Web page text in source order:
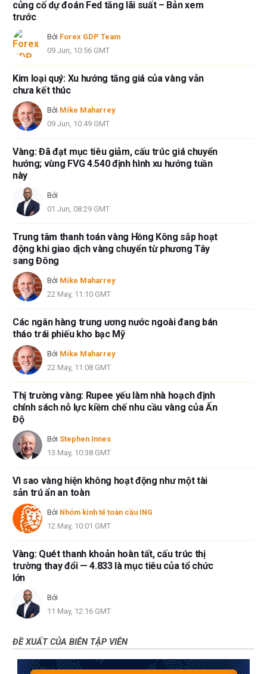
có nội dung nào trong bài viết này nhằm mục đích tư vấn đầu tư.
củng cố dự đoán Fed tăng lãi suất – Bản xem
trước
Bởi Forex GDP Team
09 Jun, 10:56 GMT
Kim loại quý: Xu hướng tăng giá của vàng vẫn
chưa kết thúc
Bởi Mike Maharrey
09 Jun, 10:49 GMT
Vàng: Đã đạt mục tiêu giảm, cấu trúc giá chuyển
hướng; vùng FVG 4.540 định hình xu hướng tuần
này
Bởi
01 Jun, 08:29 GMT
Trung tâm thanh toán vàng Hồng Kông sắp hoạt
động khi giao dịch vàng chuyển từ phương Tây
sang Đông
Bởi Mike Maharrey
22 May, 11:10 GMT
Các ngân hàng trung ương nước ngoài đang bán
tháo trái phiếu kho bạc Mỹ
Bởi Mike Maharrey
22 May, 11:08 GMT
Thị trường vàng: Rupee yếu làm nhà hoạch định
chính sách nỗ lực kiềm chế nhu cầu vàng của Ấn
Độ
Bởi Stephen Innes
13 May, 10:38 GMT
Vì sao vàng hiện không hoạt động như một tài
sản trú ẩn an toàn
Bởi Nhóm kinh tế toàn cầu ING
12 May, 10:01 GMT
Vàng: Quét thanh khoản hoàn tất, cấu trúc thị
trường thay đổi — 4.833 là mục tiêu của tổ chức
lớn
Bởi
11 May, 12:16 GMT
ĐỀ XUẤT CỦA BIÊN TẬP VIÊN